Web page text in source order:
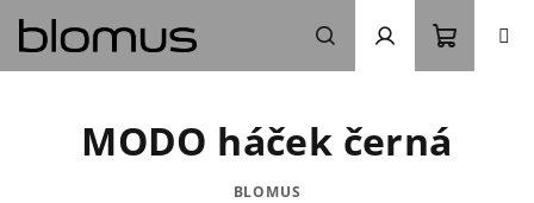
obsah
Hledat Přihlášení
košík
MODO háček černá
BLOMUS